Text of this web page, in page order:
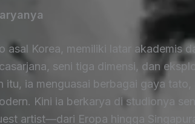
asal Korea, memiliki latar akademis
seni tiga dimensi, dan
itu, ia menguasai berbagai gaya
Kini ia berkarya di studionya
artist—dari Eropa hingga Singapura.